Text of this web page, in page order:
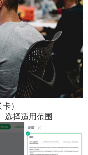
）
选择适用范围